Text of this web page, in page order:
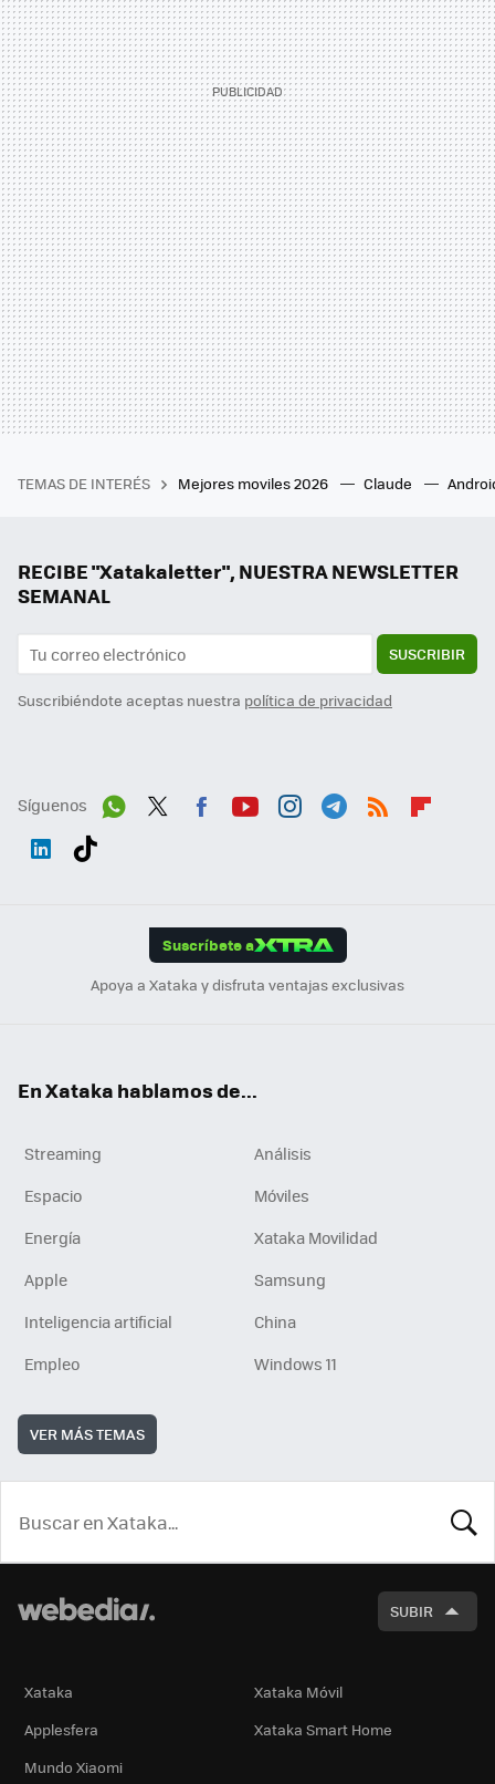
TEMAS DE INTERÉS Mejores moviles 2026 Claude
RECIBE "Xatakaletter", NUESTRA NEWSLETTER
SEMANAL
SUSCRIBIR
Suscribiéndote aceptas nuestra política de privacidad
Síguenos
Suscríbete a
Apoya a Xataka y disfruta ventajas exclusivas
En Xataka hablamos de...
Streaming
Análisis
Espacio
Móviles
Energía
Xataka Movilidad
Apple
Samsung
Inteligencia artificial
China
Empleo
Windows 11
VER MÁS TEMAS
SUBIR
Xataka
Xataka Móvil
Applesfera
Xataka Smart Home
Mundo Xiaomi